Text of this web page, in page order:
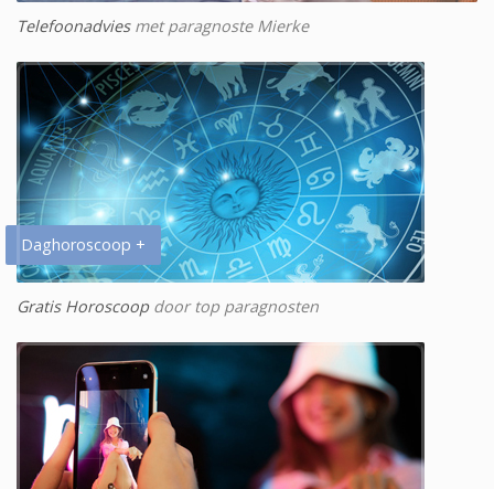
Telefoonadviesmet paragnoste Mierke
Daghoroscoop +
Gratis Horoscoopdoor top paragnosten